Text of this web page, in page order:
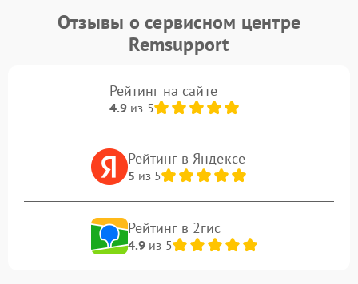
Отзывы о сервисном центре
Remsupport
Рейтинг на сайте
4.9из 5
Рейтинг в Яндексе
5 из 5
Рейтинг в 2гис
4.9из 5